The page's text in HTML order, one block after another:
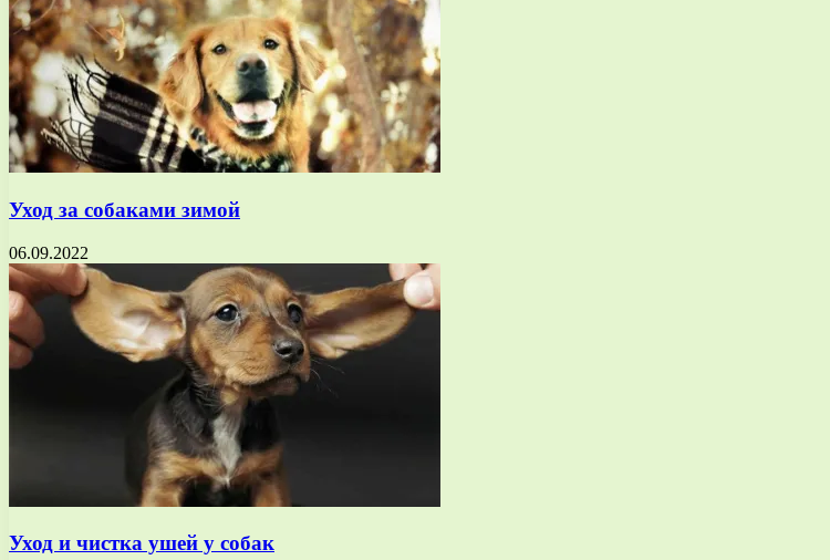
Уход за собаками зимой
06.09.2022
Уход и чистка ушей у собак